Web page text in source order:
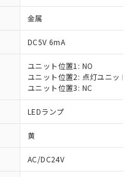
金属
DC5V 6mA
ユニット位置1: NO
ユニット位置2: 点灯ユニット
ユニット位置3: NC
LEDランプ
黄
AC/DC24V